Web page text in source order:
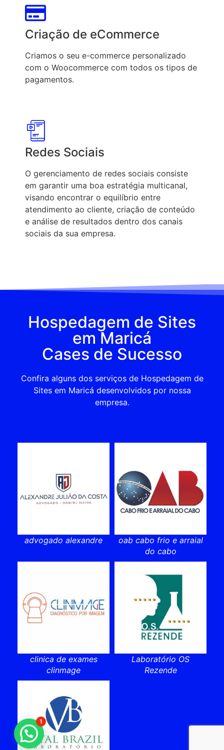
Criação de eCommerce
Criamos o seu e-commerce personalizado
com o Woocommerce com todos os tipos de
pagamentos.
Redes Sociais
O gerenciamento de redes sociais consiste
em garantir uma boa estratégia multicanal,
visando encontrar o equilíbrio entre
atendimento ao cliente, criação de conteúdo
e análise de resultados dentro dos canais
sociais da sua empresa.
Hospedagem de Sites
em Maricá
Cases de Sucesso
Confira alguns dos serviços de Hospedagem de
Sites em Maricá desenvolvidos por nossa
empresa.
advogado alexandre
oab cabo frio e arraial
do cabo
clinica de exames
clinmage
Laboratório OS
Rezende
1